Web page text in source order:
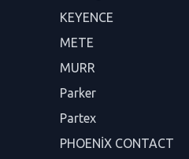
KEYENCE
METE
MURR
Parker
Partex
PHOENİX CONTACT